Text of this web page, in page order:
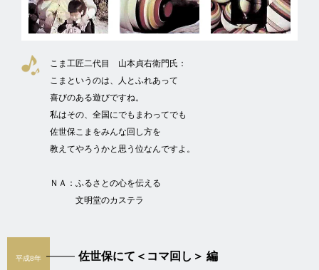
こま工匠二代目 山本貞右衛門氏：
こまというのは、人とふれあって
喜びのある遊びですね。
私はその、全国にでもまわってでも
佐世保こまをみんな回し方を
教えてやろうかと思う位なんですよ。
ＮＡ： ふるさとの心を伝える
文明堂のカステラ
平成8年 佐世保にて＜コマ回し＞ 編